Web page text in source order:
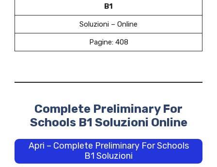
B1
Soluzioni – Online
Pagine: 408
Complete Preliminary For
Schools B1 Soluzioni Online
Apri – Complete Preliminary For Schools
B1 Soluzioni